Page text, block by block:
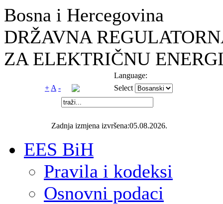
Bosna i Hercegovina
DRŽAVNA
ZA ELEKTRIČNU
Language:
+ A - Select
Zadnja izmjena izvršena:05.08.2026.
EES BiH
Pravila i kodeksi
Osnovni podaci